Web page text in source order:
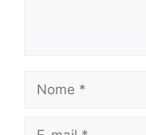
Nome
E-